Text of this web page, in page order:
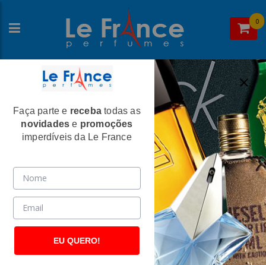
0
Home>Davidoff>Perfumes Femininos
Cool Water Feminino Eau de Toilette -
Davidoff
(889)
Faça parte e receba todas as
novidades e promoções
imperdíveis da Le France
EU QUERO!